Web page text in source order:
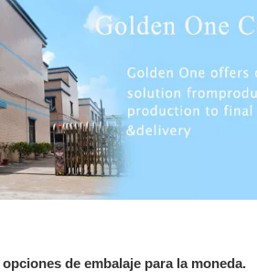
de embalaje para la moneda.